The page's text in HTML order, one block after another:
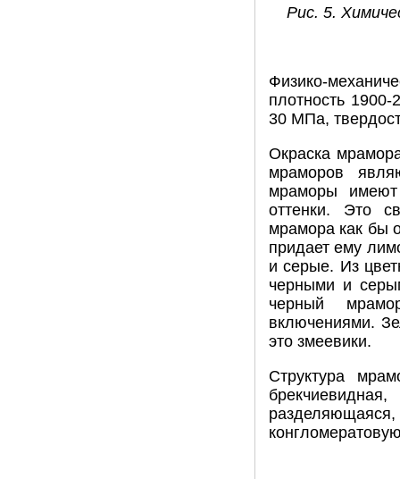
Рис. 5.
Физико-
плотность
30 МПа,
Окраска
мраморов
мраморы имеют
оттенки. Это
мрамора как бы
придает ему
и серые. Из
черными и
черный
включениями.
это змеевики.
Структура